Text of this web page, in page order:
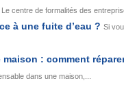
Le centre de formalités des
à une fuite d’eau ? Si
maison : comment
dans une maison,...